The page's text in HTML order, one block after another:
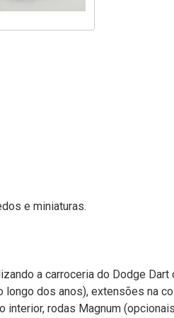
e miniaturas.
a carroceria do Dodge
dos anos), extensões na
rodas Magnum